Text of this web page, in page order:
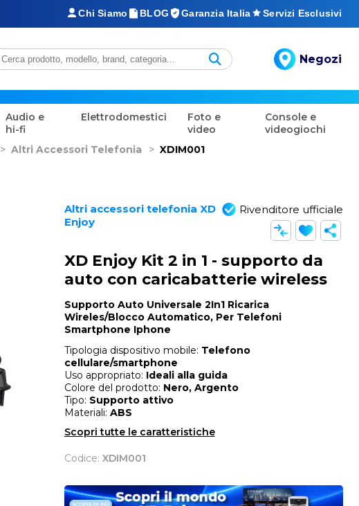
Chi Siamo BLOG Garanzia Italia Servizi Esclusivi
Negozi
Audio e
hi-fi
Elettrodomestici
Foto e
video
Console e
videogiochi
> Altri Accessori Telefonia > XDIM001
Altri accessori telefonia XD
Enjoy
Rivenditore ufficiale
XD Enjoy Kit 2 in 1 - supporto da
auto con caricabatterie wireless
Supporto Auto Universale 2In1 Ricarica
Wireles/Blocco Automatico, Per Telefoni
Smartphone Iphone
Tipologia dispositivo mobile: Telefono
cellulare/smartphone
Uso appropriato: Ideali alla guida
Colore del prodotto: Nero, Argento
Tipo: Supporto attivo
Materiali: ABS
Scopri tutte le caratteristiche
Codice: XDIM001